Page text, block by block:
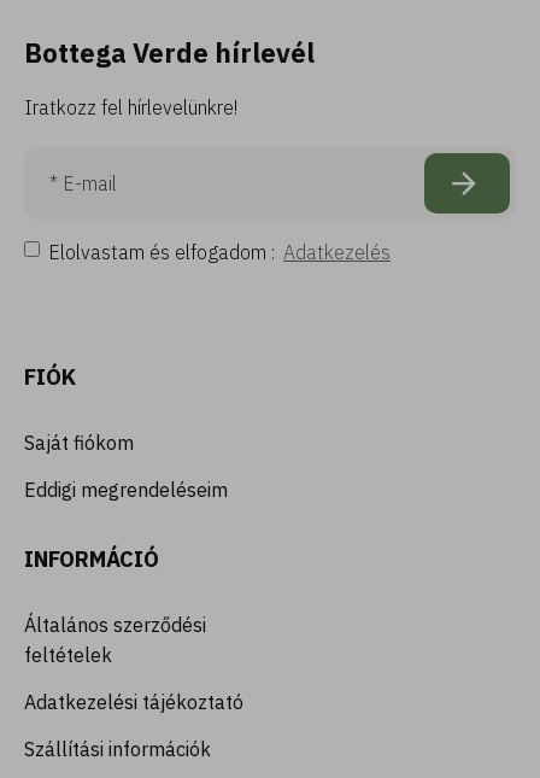
Bottega Verde hírlevél
Iratkozz fel hírlevelünkre!
Elolvastam és elfogadom : Adatkezelés
FIÓK
Saját fiókom
Eddigi megrendeléseim
INFORMÁCIÓ
Általános szerződési
feltételek
Adatkezelési tájékoztató
Szállítási információk